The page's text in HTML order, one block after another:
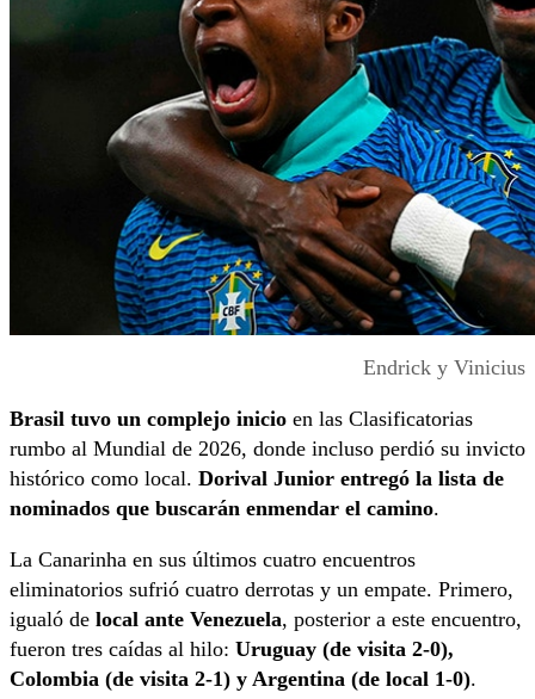
Endrick y Vinicius
Brasil tuvo un complejo inicio en las Clasificatorias
rumbo al Mundial de 2026, donde incluso perdió su invicto
histórico como local. Dorival Junior entregó la lista de
nominados que buscarán enmendar el camino.
La Canarinha en sus últimos cuatro encuentros
eliminatorios sufrió cuatro derrotas y un empate. Primero,
igualó de local ante Venezuela, posterior a este encuentro,
fueron tres caídas al hilo: Uruguay (de visita 2-0),
Colombia (de visita 2-1) y Argentina (de local 1-0).